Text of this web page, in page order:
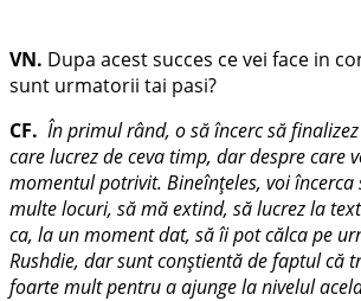
VN. Dupa acest succes ce vei face in
sunt urmatorii tai pasi?
CF. În primul rând, o să încerc să
care lucrez de ceva timp, dar despre care
momentul potrivit. Bineînţeles, voi
multe locuri, să mă extind, să lucrez la
ca, la un moment dat, să îi pot călca pe
Rushdie, dar sunt conştientă de faptul că
foarte mult pentru a ajunge la nivelul